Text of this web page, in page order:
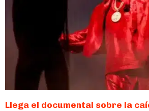
Llega el documental sobre la